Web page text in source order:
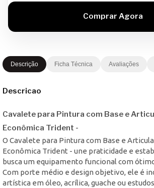
Descrição Ficha Técnica Avaliações
Descricao
Cavalete para Pintura com Base e
Econômica Trident -
O Cavalete para Pintura com Base e
Econômica Trident - une praticidade e
busca um equipamento funcional com
Com porte médio e design objetivo, ele é
artística em óleo, acrílica, guache ou